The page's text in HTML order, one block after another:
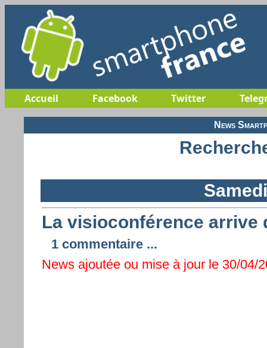
Accueil Facebook Twitter
News
La visioconférence arrive
1 commentaire ...
News ajoutée ou mise à jour le 30/04/